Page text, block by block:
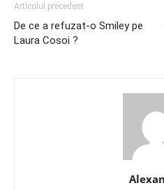
Articolul precedent
De ce a refuzat-o Smiley pe
Laura Cosoi ?